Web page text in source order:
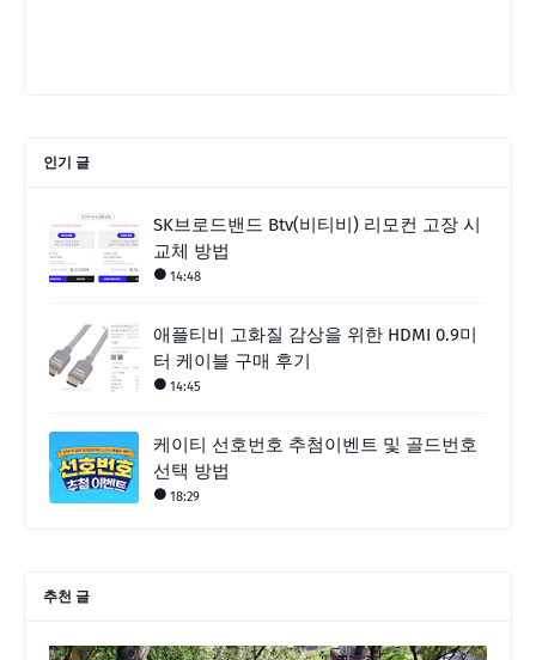
인기 글
SK브로드밴드 Btv(비티비) 리모컨 고장 시
교체 방법
14:48
애플티비 고화질 감상을 위한 HDMI 0.9미
터 케이블 구매 후기
14:45
케이티 선호번호 추첨이벤트 및 골드번호
선택 방법
18:29
추천 글